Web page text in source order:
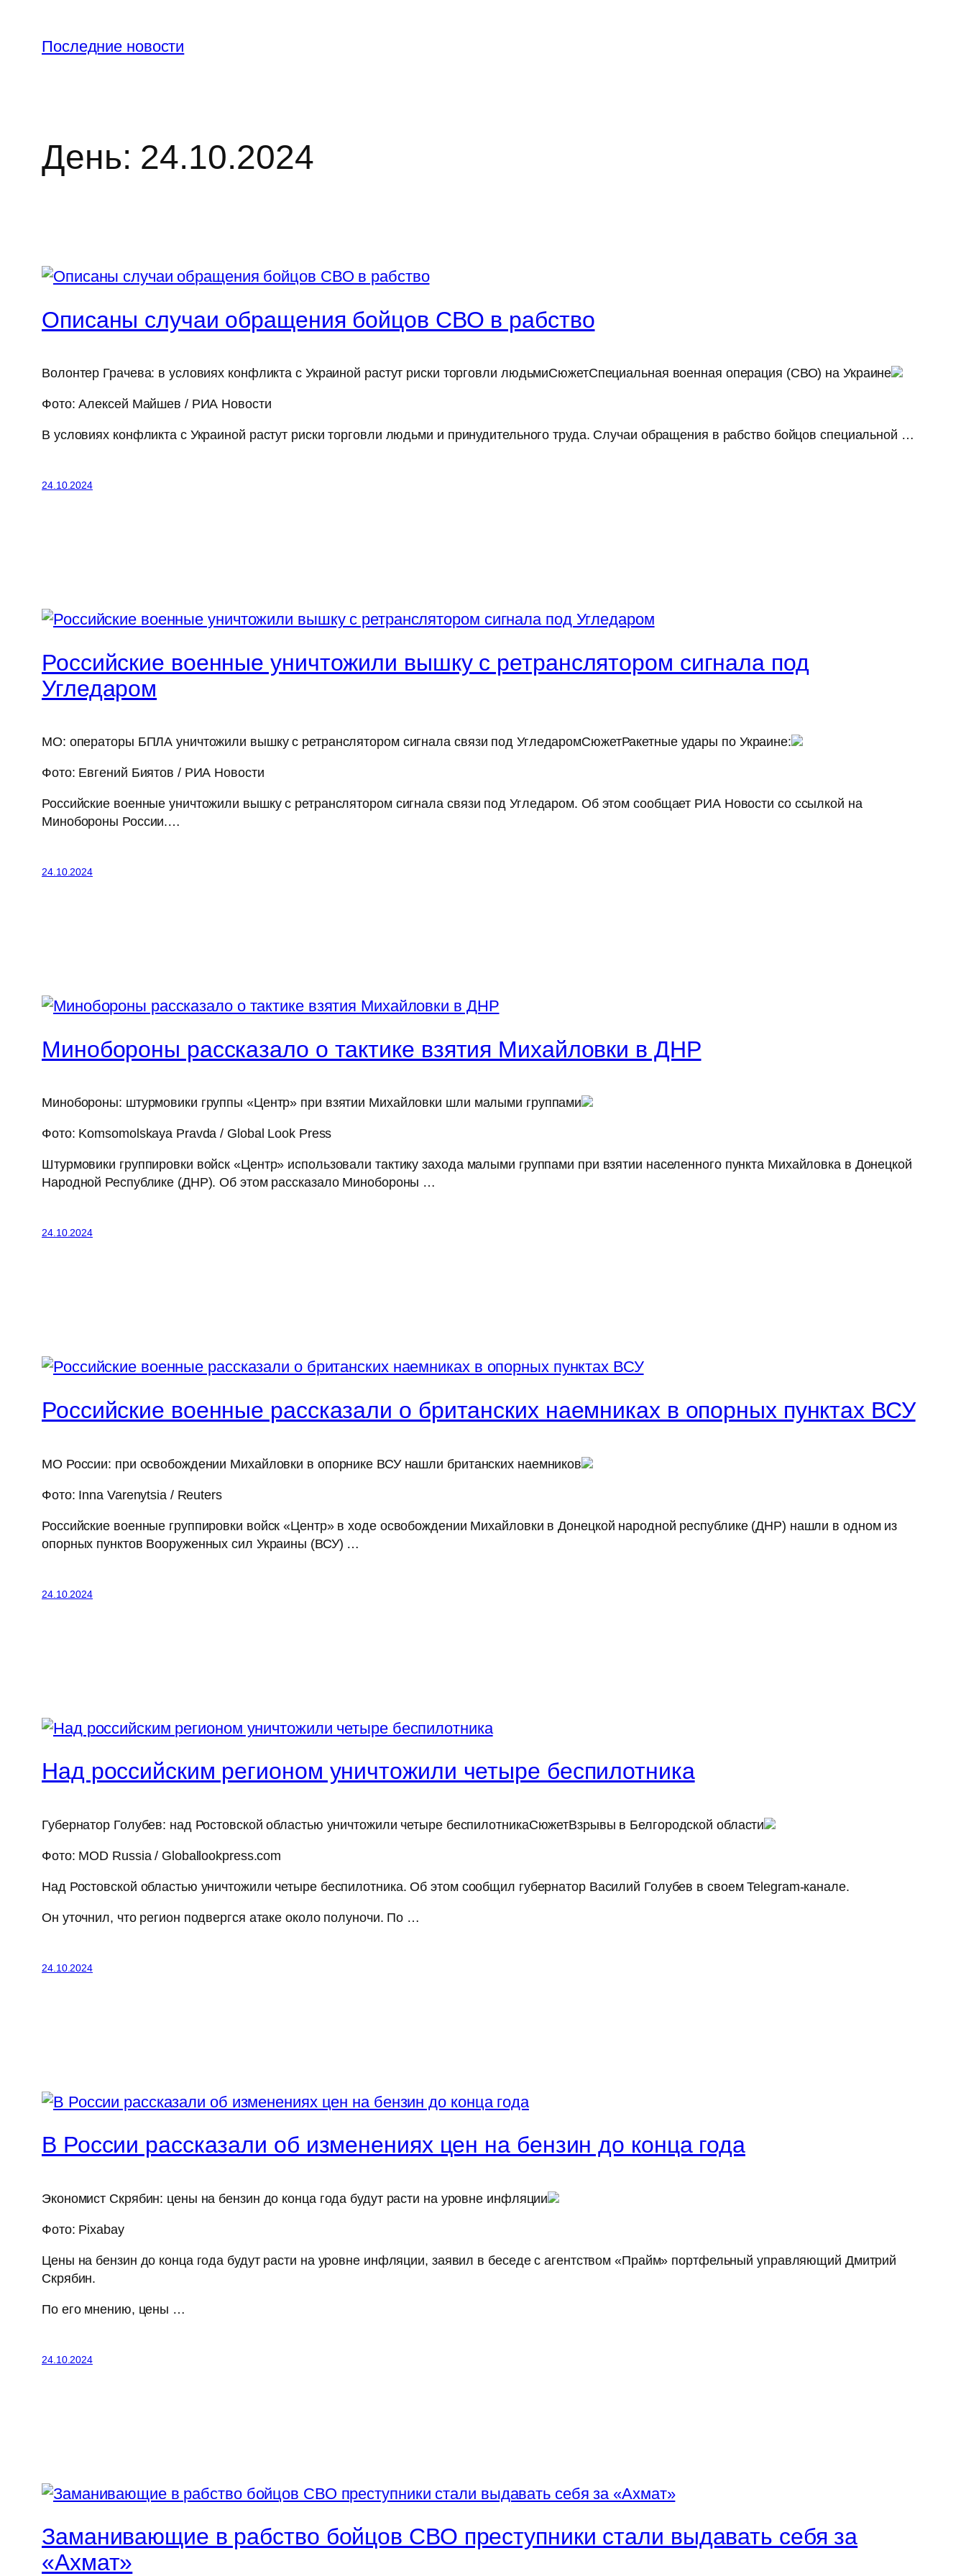
содержимому
Последние новости
День: 24.10.2024
Описаны случаи обращения бойцов СВО в рабство
Волонтер Грачева: в условиях конфликта с Украиной растут риски торговли людьмиСюжетСпециальная военная операция (СВО) на Украине
Фото: Алексей Майшев / РИА Новости
В условиях конфликта с Украиной растут риски торговли людьми и принудительного труда. Случаи обращения в рабство бойцов специальной …
24.10.2024
Российские военные уничтожили вышку с ретранслятором сигнала под
Угледаром
МО: операторы БПЛА уничтожили вышку с ретранслятором сигнала связи под УгледаромСюжетРакетные удары по Украине:
Фото: Евгений Биятов / РИА Новости
Российские военные уничтожили вышку с ретранслятором сигнала связи под Угледаром. Об этом сообщает РИА Новости со ссылкой на
Минобороны России.…
24.10.2024
Минобороны рассказало о тактике взятия Михайловки в ДНР
Минобороны: штурмовики группы «Центр» при взятии Михайловки шли малыми группами
Фото: Komsomolskaya Pravda / Global Look Press
Штурмовики группировки войск «Центр» использовали тактику захода малыми группами при взятии населенного пункта Михайловка в Донецкой
Народной Республике (ДНР). Об этом рассказало Минобороны …
24.10.2024
Российские военные рассказали о британских наемниках в опорных пунктах ВСУ
МО России: при освобождении Михайловки в опорнике ВСУ нашли британских наемников
Фото: Inna Varenytsia / Reuters
Российские военные группировки войск «Центр» в ходе освобождении Михайловки в Донецкой народной республике (ДНР) нашли в одном из
опорных пунктов Вооруженных сил Украины (ВСУ) …
24.10.2024
Над российским регионом уничтожили четыре беспилотника
Губернатор Голубев: над Ростовской областью уничтожили четыре беспилотникаСюжетВзрывы в Белгородской области
Фото: MOD Russia / Globallookpress.com
Над Ростовской областью уничтожили четыре беспилотника. Об этом сообщил губернатор Василий Голубев в своем Telegram-канале.
Он уточнил, что регион подвергся атаке около полуночи. По …
24.10.2024
В России рассказали об изменениях цен на бензин до конца года
Экономист Скрябин: цены на бензин до конца года будут расти на уровне инфляции
Фото: Pixabay
Цены на бензин до конца года будут расти на уровне инфляции, заявил в беседе с агентством «Прайм» портфельный управляющий Дмитрий
Скрябин.
По его мнению, цены …
24.10.2024
Заманивающие в рабство бойцов СВО преступники стали выдавать себя за
«Ахмат»